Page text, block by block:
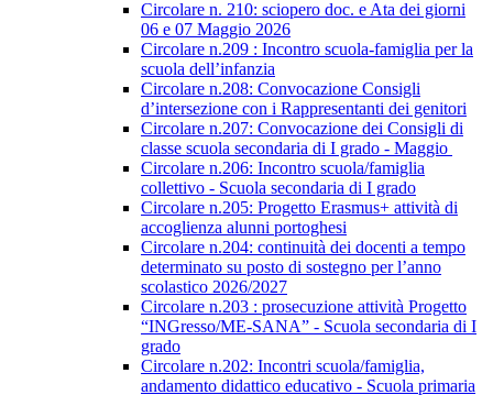
Circolare n. 210: sciopero doc. e Ata dei giorni
06 e 07 Maggio 2026
Circolare n.209 : Incontro scuola-famiglia per la
scuola dell’infanzia
Circolare n.208: Convocazione Consigli
d’intersezione con i Rappresentanti dei genitori
Circolare n.207: Convocazione dei Consigli di
classe scuola secondaria di I grado - Maggio
Circolare n.206: Incontro scuola/famiglia
collettivo - Scuola secondaria di I grado
Circolare n.205: Progetto Erasmus+ attività di
accoglienza alunni portoghesi
Circolare n.204: continuità dei docenti a tempo
determinato su posto di sostegno per l’anno
scolastico 2026/2027
Circolare n.203 : prosecuzione attività Progetto
“INGresso/ME-SANA” - Scuola secondaria di I
grado
Circolare n.202: Incontri scuola/famiglia,
andamento didattico educativo - Scuola primaria